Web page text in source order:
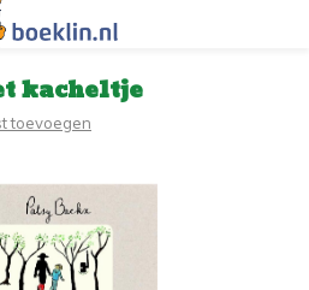
kacheltje
toevoegen